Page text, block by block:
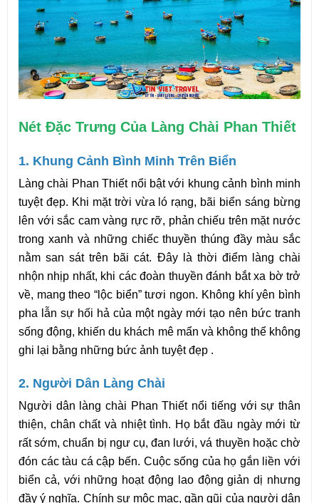
Nét Đặc Trưng Của Làng Chài Phan Thiết
1. Khung Cảnh Bình Minh Trên Biển
Làng chài Phan Thiết nổi bật với khung cảnh bình minh
tuyệt đẹp. Khi mặt trời vừa ló rạng, bãi biển sáng bừng
lên với sắc cam vàng rực rỡ, phản chiếu trên mặt nước
trong xanh và những chiếc thuyền thúng đầy màu sắc
nằm san sát trên bãi cát. Đây là thời điểm làng chài
nhộn nhịp nhất, khi các đoàn thuyền đánh bắt xa bờ trở
về, mang theo “lộc biển” tươi ngon. Không khí yên bình
pha lẫn sự hối hả của một ngày mới tạo nên bức tranh
sống động, khiến du khách mê mẩn và không thể không
ghi lại bằng những bức ảnh tuyệt đẹp .
2. Người Dân Làng Chài
Người dân làng chài Phan Thiết nổi tiếng với sự thân
thiện, chân chất và nhiệt tình. Họ bắt đầu ngày mới từ
rất sớm, chuẩn bị ngư cụ, đan lưới, vá thuyền hoặc chờ
đón các tàu cá cập bến. Cuộc sống của họ gắn liền với
biển cả, với những hoạt động lao động giản dị nhưng
đầy ý nghĩa. Chính sự mộc mạc, gần gũi của người dân